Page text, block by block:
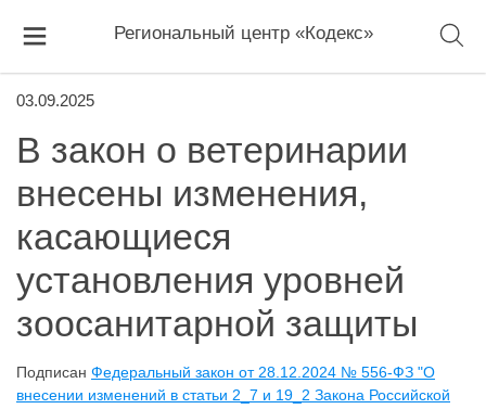
Региональный центр «Кодекс»
03.09.2025
В закон о ветеринарии
внесены изменения,
касающиеся
установления уровней
зоосанитарной защиты
Подписан Федеральный закон от 28.12.2024 № 556-ФЗ "О
внесении изменений в статьи 2_7 и 19_2 Закона Российской